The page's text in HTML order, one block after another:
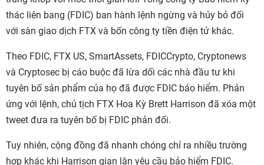
thác liên bang (FDIC) ban hành lệnh ngừng và hủy bỏ đối
với sàn giao dịch FTX và bốn công ty tiền điện tử khác.
Theo FDIC, FTX US, SmartAssets, FDICCrypto, Cryptonews
và Cryptosec bị cáo buộc đã lừa dối các nhà đầu tư khi
tuyên bố sản phẩm của họ đã được FDIC bảo hiểm. Phản
ứng với lệnh, chủ tịch FTX Hoa Kỳ Brett Harrison đã xóa một
tweet đưa ra tuyên bố bị FDIC phản đối.
Tuy nhiên, cộng đồng đã nhanh chóng chỉ ra nhiều trường
hợp khác khi Harrison gian lận yêu cầu bảo hiểm FDIC.